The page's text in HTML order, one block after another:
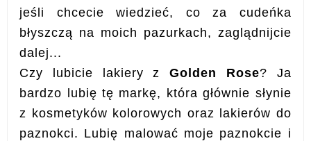
jeśli chcecie wiedzieć, co za cudeńka
błyszczą na moich pazurkach, zaglądnijcie
dalej...
Czy lubicie lakiery zGolden Rose? Ja
bardzo lubię tę markę, która głównie słynie
z kosmetyków kolorowych oraz lakierów do
paznokci. Lubię malować moje paznokcie i